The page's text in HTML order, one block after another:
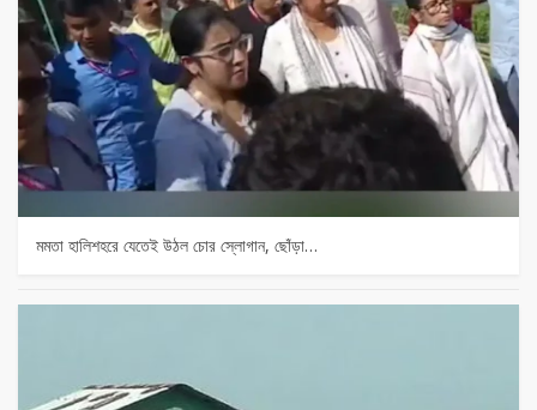
মমতা হালিশহরে যেতেই উঠল চোর স্লোগান, ছোঁড়া…